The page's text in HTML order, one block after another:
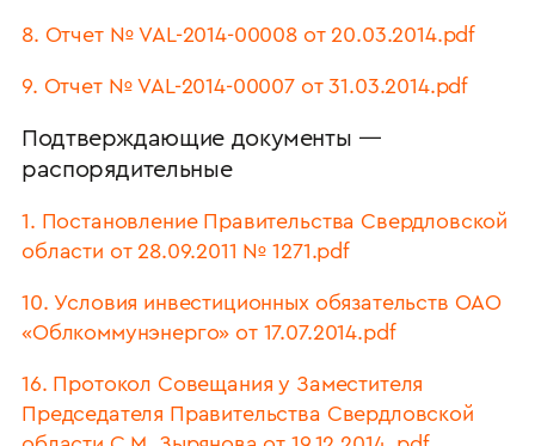
8. Отчет № VAL-2014-00008 от 20.03.2014.pdf
9. Отчет № VAL-2014-00007 от 31.03.2014.pdf
Подтверждающие документы —
распорядительные
1. Постановление Правительства Свердловской
области от 28.09.2011 № 1271.pdf
10. Условия инвестиционных обязательств ОАО
«Облкоммунэнерго» от 17.07.2014.pdf
16. Протокол Совещания у Заместителя
Председателя Правительства Свердловской